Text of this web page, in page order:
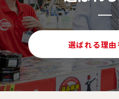
選ばれる理由